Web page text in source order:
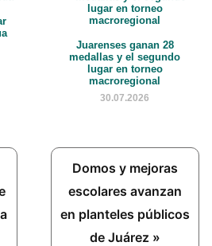
Juarenses ganan 28
medallas y el segundo
lugar en torneo
macroregional
30.07.2026
Next
Post:
Domos y mejoras
escolares avanzan
en planteles públicos
de Juárez »